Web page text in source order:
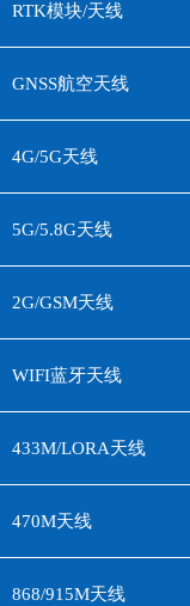
RTK模块/天线
GNSS航空天线
4G/5G天线
5G/5.8G天线
2G/GSM天线
WIFI蓝牙天线
433M/LORA天线
470M天线
868/915M天线